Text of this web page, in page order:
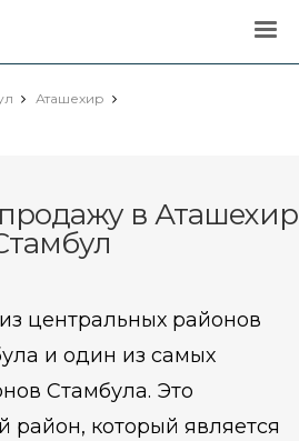
Аташехир
в Аташехир
центральных районов
и один из самых
Стамбула. Это
который является